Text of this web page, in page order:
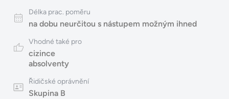
Délka prac. poměru
na dobu neurčitou s nástupem možným ihned
Vhodné také pro
cizince
absolventy
Řidičské oprávnění
Skupina B